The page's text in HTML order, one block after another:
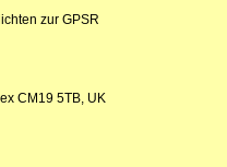
zur GPSR
CM19 5TB, UK